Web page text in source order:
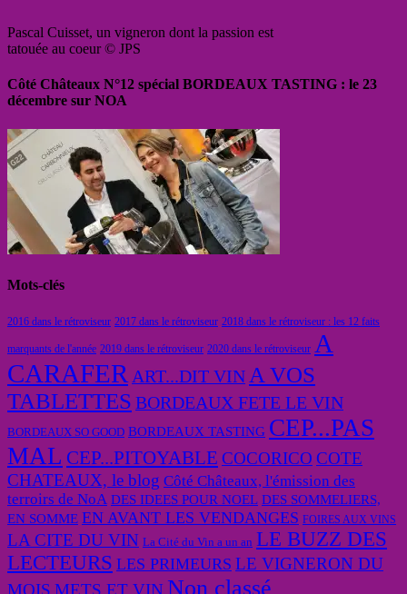
Pascal Cuisset, un vigneron dont la passion est
tatouée au coeur © JPS
Côté Châteaux N°12 spécial BORDEAUX TASTING : le 23
décembre sur NOA
Mots-clés
2016 dans le rétroviseur 2017 dans le rétroviseur 2018 dans le rétroviseur : les 12 faits
marquants de l'année 2019 dans le rétroviseur 2020 dans le rétroviseur A
CARAFER ART...DIT VIN A VOS
TABLETTES BORDEAUX FETE LE VIN
BORDEAUX SO GOOD BORDEAUX TASTING CEP...PAS
MAL CEP...PITOYABLE COCORICO COTE
CHATEAUX, le blog Côté Châteaux, l'émission des
terroirs de NoA DES IDEES POUR NOEL DES SOMMELIERS,
EN SOMME EN AVANT LES VENDANGES FOIRES AUX VINS
LA CITE DU VIN La Cité du Vin a un an LE BUZZ DES
LECTEURS LES PRIMEURS LE VIGNERON DU
MOIS METS ET VIN Non classé